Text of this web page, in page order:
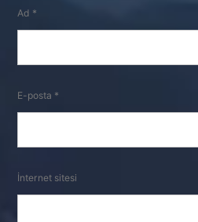
Ad *
E-posta *
İnternet sitesi